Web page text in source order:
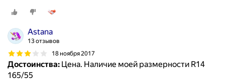
Astana
13 отзывов
18 ноября 2017
Достоинства: Цена. Наличие моей размерности R14
165/55